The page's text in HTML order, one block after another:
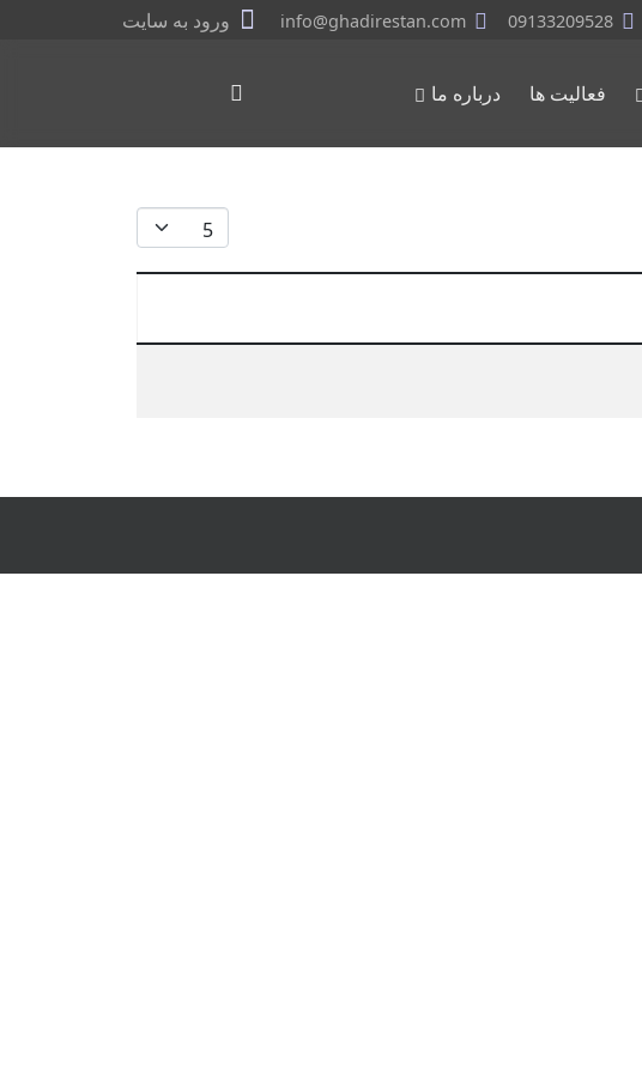
ورود به سایت 09133209528
info@ghadirestan.com
فعالیت ها درباره ما
نمایش #